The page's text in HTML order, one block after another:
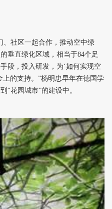
、社区一起合作，推动空中绿
垂直绿化区域，相当于84个足
段，投入研发，为‘如何实现空
的支持。”杨明忠早年在德国学
“花园城市”的建设中。